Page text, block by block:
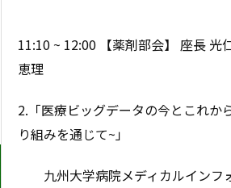
11:10 ~ 12:00 【薬剤部会】 座長 光
恵理
2.「医療ビッグデータの今とこれか
り組みを通じて~」
九州大学病院メディカルインフ